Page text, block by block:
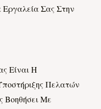
Σας Στην
Είναι Η
Πελατών
Βοηθήσει Με